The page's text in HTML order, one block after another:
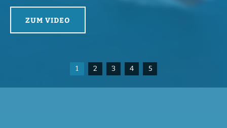
ZUM VIDEO
1 2 3 4 5